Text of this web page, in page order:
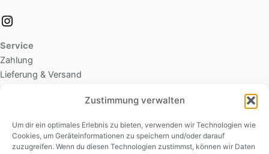
Zustimmung verwalten
Um dir ein optimales Erlebnis zu bieten, verwenden wir Technologien wie
Cookies, um Geräteinformationen zu speichern und/oder darauf
zuzugreifen. Wenn du diesen Technologien zustimmst, können wir Daten
Service
Zahlung
Lieferung & Versand
Datenschutz
Cookie-Richtlinie (EU)